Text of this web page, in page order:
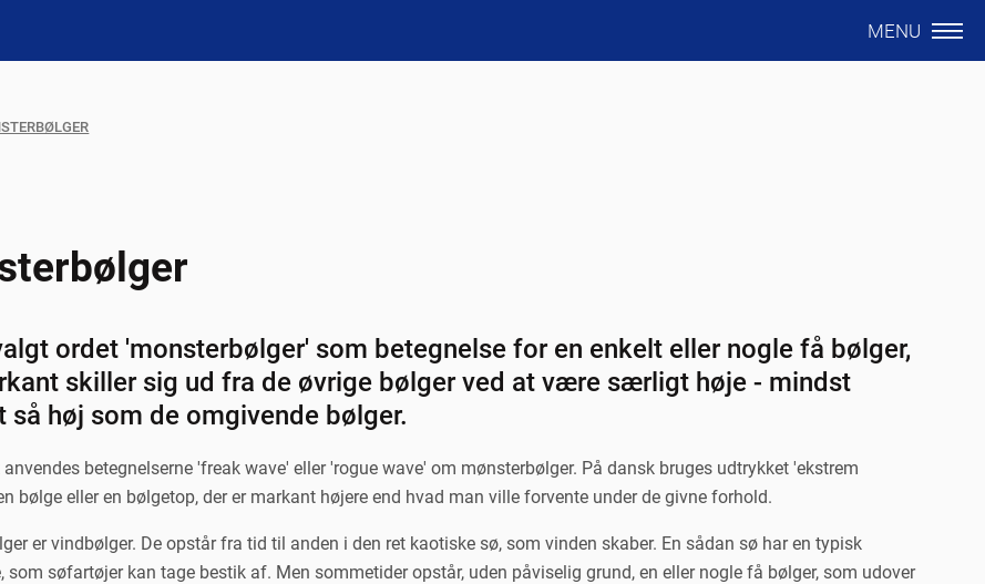
MENU
ordet 'monsterbølger' som betegnelse for en enkelt eller nogle få bølger,
skiller sig ud fra de øvrige bølger ved at være særligt høje - mindst
så høj som de omgivende bølger.
anvendes betegnelserne 'freak wave' eller 'rogue wave' om mønsterbølger. På dansk bruges udtrykket 'ekstrem
bølge eller en bølgetop, der er markant højere end hvad man ville forvente under de givne forhold.
er vindbølger. De opstår fra tid til anden i den ret kaotiske sø, som vinden skaber. En sådan sø har en typisk
som søfartøjer kan tage bestik af. Men sommetider opstår, uden påviselig grund, en eller nogle få bølger, som udover